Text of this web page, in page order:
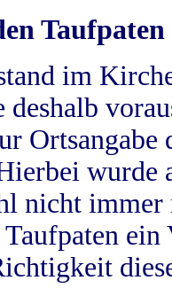
Taufpaten
im
wurde
nicht